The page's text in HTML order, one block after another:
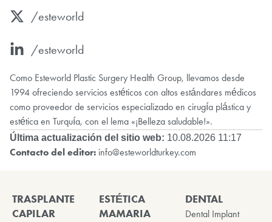
/esteworld
/esteworld
Como Esteworld Plastic Surgery Health Group, llevamos desde
1994 ofreciendo servicios estéticos con altos estándares médicos
como proveedor de servicios especializado en cirugía plástica y
estética en Turquía, con el lema «¡Belleza saludable!».
Última actualización del sitio web: 10.08.2026 11:17
Contacto del editor: info@esteworldturkey.com
TRASPLANTE
CAPILAR
ESTÉTICA
MAMARIA
DENTAL
Dental Implant